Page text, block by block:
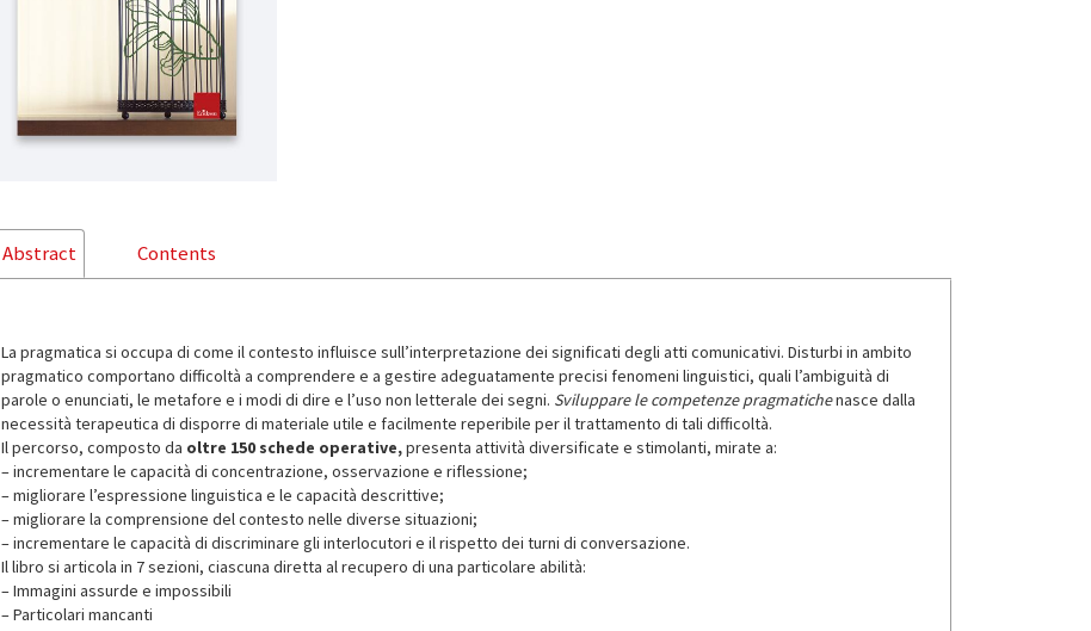
Abstract Contents
La pragmatica si occupa di come il contesto influisce sull’interpretazione dei significati degli atti comunicativi. Disturbi in ambito
pragmatico comportano difficoltà a comprendere e a gestire adeguatamente precisi fenomeni linguistici, quali l’ambiguità di
parole o enunciati, le metafore e i modi di dire e l’uso non letterale dei segni. Sviluppare le competenze pragmatichenasce dalla
necessità terapeutica di disporre di materiale utile e facilmente reperibile per il trattamento di tali difficoltà.
Il percorso, composto da oltre 150 schede operative,presenta attività diversificate e stimolanti, mirate a:
– incrementare le capacità di concentrazione, osservazione e riflessione;
– migliorare l’espressione linguistica e le capacità descrittive;
– migliorare la comprensione del contesto nelle diverse situazioni;
– incrementare le capacità di discriminare gli interlocutori e il rispetto dei turni di conversazione.
Il libro si articola in 7 sezioni, ciascuna diretta al recupero di una particolare abilità:
– Immagini assurde e impossibili
– Particolari mancanti